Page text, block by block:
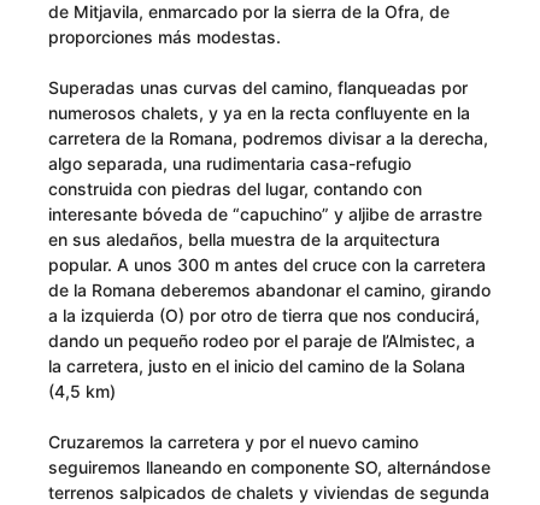
de Mitjavila, enmarcado por la sierra de la Ofra, de
proporciones más modestas.
Superadas unas curvas del camino, flanqueadas por
numerosos chalets, y ya en la recta confluyente en la
carretera de la Romana, podremos divisar a la derecha,
algo separada, una rudimentaria casa-refugio
construida con piedras del lugar, contando con
interesante bóveda de “capuchino” y aljibe de arrastre
en sus aledaños, bella muestra de la arquitectura
popular. A unos 300 m antes del cruce con la carretera
de la Romana deberemos abandonar el camino, girando
a la izquierda (O) por otro de tierra que nos conducirá,
dando un pequeño rodeo por el paraje de l’Almistec, a
la carretera, justo en el inicio del camino de la Solana
(4,5 km)
Cruzaremos la carretera y por el nuevo camino
seguiremos llaneando en componente SO, alternándose
terrenos salpicados de chalets y viviendas de segunda